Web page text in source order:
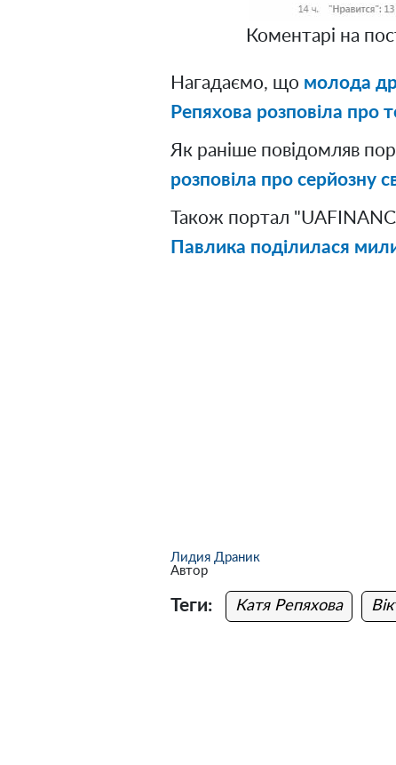
Коментарі на
Нагадаємо, що молода
Репяхова розповіла про
Як раніше повідомляв
розповіла про серйозну
Також портал
Павлика поділилася
Лидия Драник
Автор
Теги: Катя Репяхова